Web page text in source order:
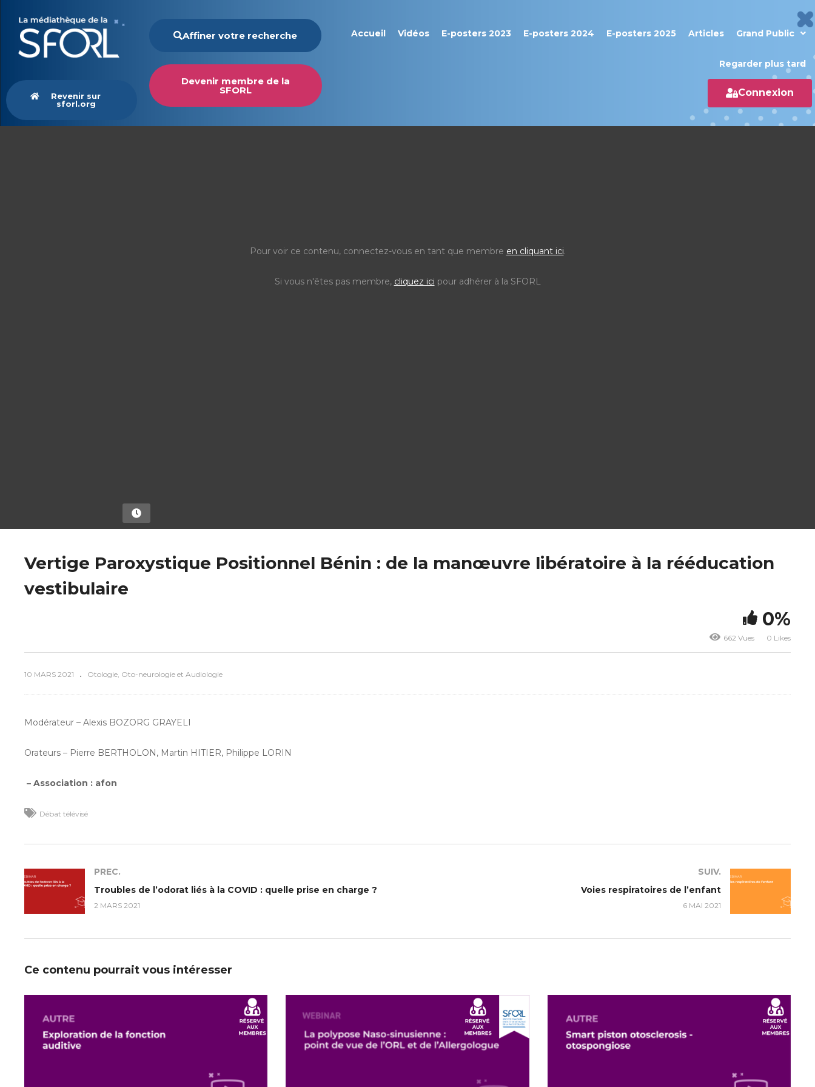
Revenir sur
sforl.org
Affiner votre recherche
Devenir membre de la
SFORL
Accueil Vidéos E-posters 2023 E-posters 2024 E-posters 2025 Articles Grand Public
Regarder plus tard
Connexion
Pour voir ce contenu, connectez-vous en tant que membre en cliquant ici.
Si vous n'êtes pas membre, cliquez ici pour adhérer à la SFORL
Vertige Paroxystique Positionnel Bénin : de la manœuvre libératoire à la rééducation
vestibulaire
0%
662 Vues 0 Likes
10 MARS 2021 Otologie, Oto-neurologie et Audiologie
Modérateur – Alexis BOZORG GRAYELI
Orateurs – Pierre BERTHOLON, Martin HITIER, Philippe LORIN
– Association : afon
Débat télévisé
PREC.
Troubles de l’odorat liés à la COVID : quelle prise en charge ?
2 MARS 2021
SUIV.
Voies respiratoires de l’enfant
6 MAI 2021
Ce contenu pourrait vous intéresser